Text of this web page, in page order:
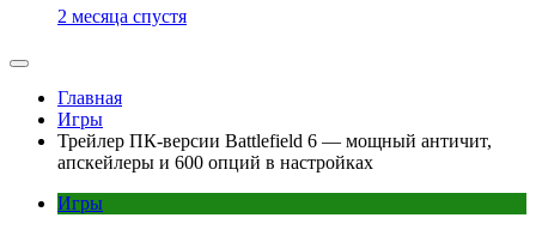
2 месяца спустя
Главная
Игры
Трейлер ПК-версии Battlefield 6 — мощный античит,
апскейлеры и 600 опций в настройках
Игры